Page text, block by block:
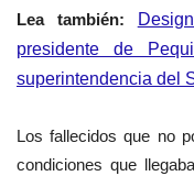
Lea también:
presidente de
superintendencia del
Los fallecidos que no
condiciones que